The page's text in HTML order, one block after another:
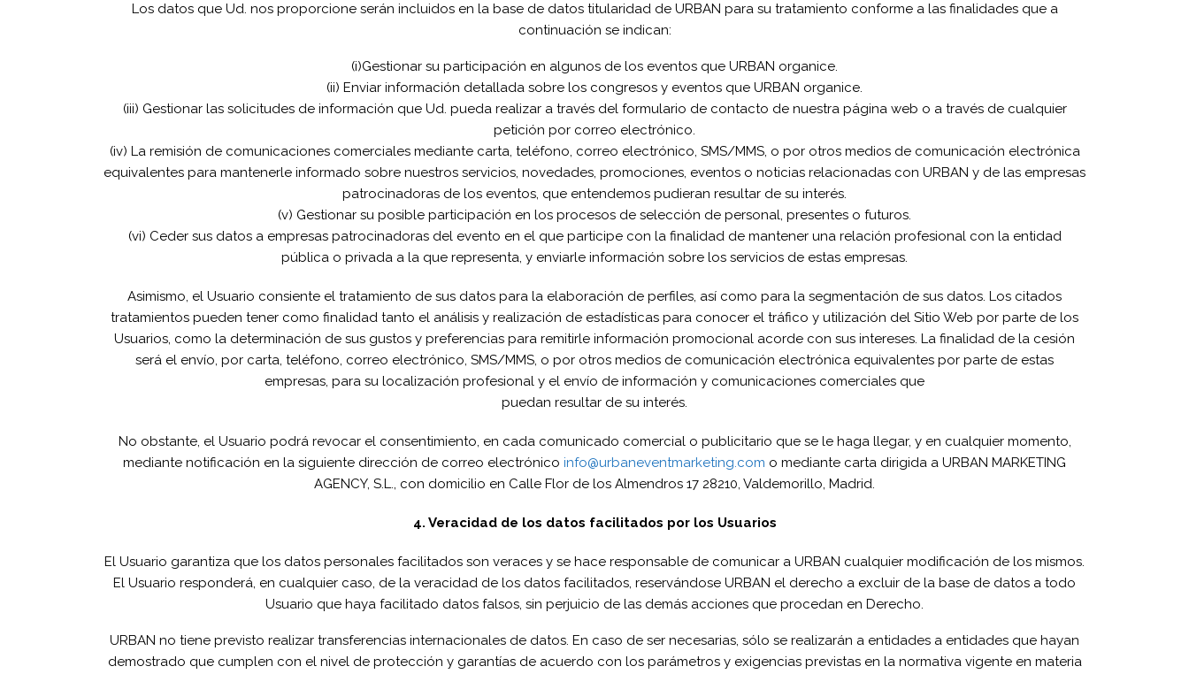
Los datos que Ud. nos proporcione serán incluidos en la base de datos titularidad de URBAN para su tratamiento conforme a las finalidades que a
continuación se indican:
(i)Gestionar su participación en algunos de los eventos que URBAN organice.
(ii) Enviar información detallada sobre los congresos y eventos que URBAN organice.
(iii) Gestionar las solicitudes de información que Ud. pueda realizar a través del formulario de contacto de nuestra página web o a través de cualquier
petición por correo electrónico.
(iv) La remisión de comunicaciones comerciales mediante carta, teléfono, correo electrónico, SMS/MMS, o por otros medios de comunicación electrónica
equivalentes para mantenerle informado sobre nuestros servicios, novedades, promociones, eventos o noticias relacionadas con URBAN y de las empresas
patrocinadoras de los eventos, que entendemos pudieran resultar de su interés.
(v) Gestionar su posible participación en los procesos de selección de personal, presentes o futuros.
(vi) Ceder sus datos a empresas patrocinadoras del evento en el que participe con la finalidad de mantener una relación profesional con la entidad
pública o privada a la que representa, y enviarle información sobre los servicios de estas empresas.
Asimismo, el Usuario consiente el tratamiento de sus datos para la elaboración de perfiles, así como para la segmentación de sus datos. Los citados
tratamientos pueden tener como finalidad tanto el análisis y realización de estadísticas para conocer el tráfico y utilización del Sitio Web por parte de los
Usuarios, como la determinación de sus gustos y preferencias para remitirle información promocional acorde con sus intereses. La finalidad de la cesión
será el envío, por carta, teléfono, correo electrónico, SMS/MMS, o por otros medios de comunicación electrónica equivalentes por parte de estas
empresas, para su localización profesional y el envío de información y comunicaciones comerciales que
puedan resultar de su interés.
No obstante, el Usuario podrá revocar el consentimiento, en cada comunicado comercial o publicitario que se le haga llegar, y en cualquier momento,
mediante notificación en la siguiente dirección de correo electrónico info@urbaneventmarketing.com o mediante carta dirigida a URBAN MARKETING
AGENCY, S.L., con domicilio en Calle Flor de los Almendros 17 28210, Valdemorillo, Madrid.
4. Veracidad de los datos facilitados por los Usuarios
El Usuario garantiza que los datos personales facilitados son veraces y se hace responsable de comunicar a URBAN cualquier modificación de los mismos.
El Usuario responderá, en cualquier caso, de la veracidad de los datos facilitados, reservándose URBAN el derecho a excluir de la base de datos a todo
Usuario que haya facilitado datos falsos, sin perjuicio de las demás acciones que procedan en Derecho.
URBAN no tiene previsto realizar transferencias internacionales de datos. En caso de ser necesarias, sólo se realizarán a entidades a entidades que hayan
demostrado que cumplen con el nivel de protección y garantías de acuerdo con los parámetros y exigencias previstas en la normativa vigente en materia